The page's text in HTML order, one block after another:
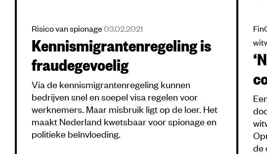
Risico van spionage03.02.2021
Kennismigrantenregeling is
fraudegevoelig
Via de kennismigrantenregeling kunnen
bedrijven snel en soepel visa regelen voor
werknemers. Maar misbruik ligt op de loer. Het
maakt Nederland kwetsbaar voor spionage en
politieke beïnvloeding.
de